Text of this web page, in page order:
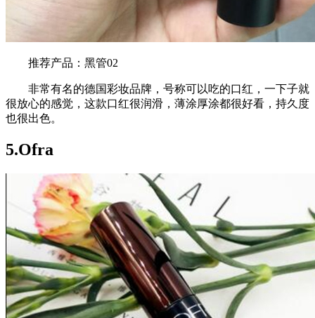
推荐产品：黑管02
非常有名的德国彩妆品牌，号称可以吃的口红，一下子就
很放心的感觉，这款口红很润滑，薄涂厚涂都很好看，持久度
也很出色。
5.Ofra